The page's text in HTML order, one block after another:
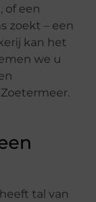
of een
zoekt – een
kan het
we u
tal van